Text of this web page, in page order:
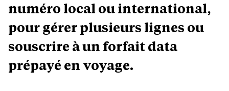
numéro local ou international,
pour gérer plusieurs lignes ou
souscrire à un forfait data
prépayé en voyage.